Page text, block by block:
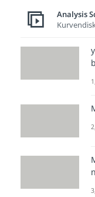
Analysis
n